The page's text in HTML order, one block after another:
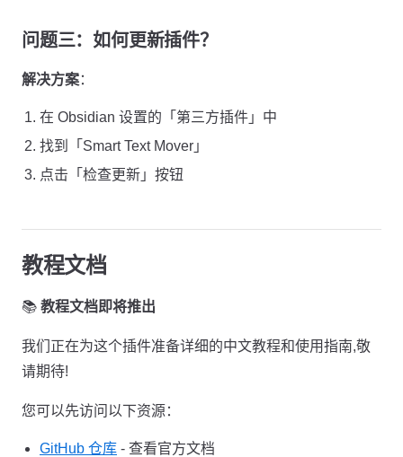
问题三：如何更新插件？
解决方案：
在 Obsidian 设置的「第三方插件」中
找到「Smart Text Mover」
点击「检查更新」按钮
教程文档
📚 教程文档即将推出
我们正在为这个插件准备详细的中文教程和使用指南,敬
请期待!
您可以先访问以下资源：
GitHub 仓库 - 查看官方文档